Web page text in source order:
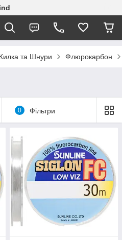
та Шнури Флюрокарбон
0 Фільтри